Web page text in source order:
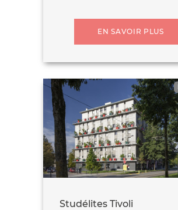
EN SAVOIR PLUS
Studélites Tivoli